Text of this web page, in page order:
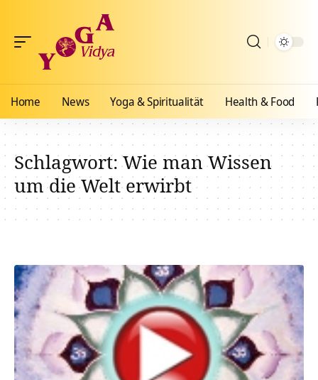
Home News Yoga & Spiritualität Health & Food
Schlagwort:Wie man Wissen
um die Welt erwirbt